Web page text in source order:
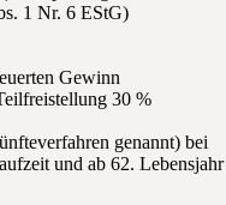
1 Nr. 6 EStG)
Gewinn
30 %
genannt) bei
und ab 62. Lebensjahr